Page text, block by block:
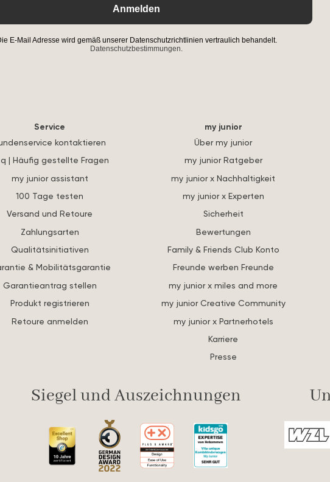
Anmelden
E-Mail Adresse wird gemäß unserer Datenschutzrichtlinien vertraulich behandelt.
Datenschutzbestimmungen.
Service
kontaktieren
| Häufig gestellte Fragen
my junior assistant
100 Tage testen
Versand und Retoure
Zahlungsarten
Qualitätsinitiativen
& Mobilitätsgarantie
Garantieantrag stellen
Produkt registrieren
Retoure anmelden
my junior
Über my junior
my junior Ratgeber
my junior x Nachhaltigkeit
my junior x Experten
Sicherheit
Bewertungen
Family & Friends Club Konto
Freunde werben Freunde
my junior x miles and more
my junior Creative Community
my junior x Partnerhotels
Karriere
Presse
Siegel und Auszeichnungen